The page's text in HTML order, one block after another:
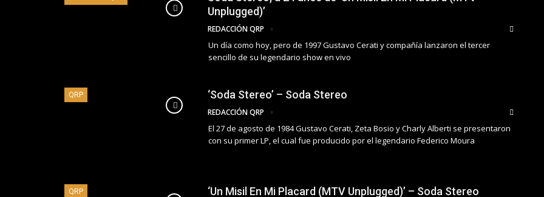
Unplugged)’
REDACCIÓN QRP
Un día como hoy, pero de 1997 Gustavo Cerati y compañía lanzaron el tercer
sencillo de su legendario show en vivo
QRP ‘Soda Stereo’ – Soda Stereo
REDACCIÓN QRP
El 27 de agosto de 1984 Gustavo Cerati, Zeta Bosio y Charly Alberti se presentaron
con su primer LP, el cual fue producido por el legendario Federico Moura
QRP ‘Un Misil En Mi Placard (MTV Unplugged)’ – Soda Stereo